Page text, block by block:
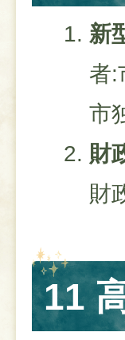
新
者:
市
財
財
11